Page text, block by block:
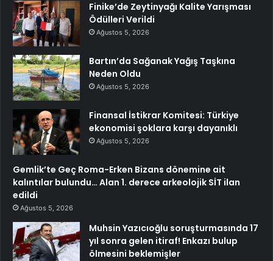
Finike’de Zeytinyağı Kalite Yarışması
Ödülleri Verildi
Ağustos 5, 2026
Bartın’da Sağanak Yağış Taşkına
Neden Oldu
Ağustos 5, 2026
Finansal İstikrar Komitesi: Türkiye
ekonomisi şoklara karşı dayanıklı
Ağustos 5, 2026
Gemlik’te Geç Roma-Erken Bizans dönemine ait
kalıntılar bulundu… Alan 1. derece arkeolojik SİT ilan
edildi
Ağustos 5, 2026
Muhsin Yazıcıoğlu soruşturmasında 17
yıl sonra gelen itiraf! Enkazı bulup
ölmesini beklemişler